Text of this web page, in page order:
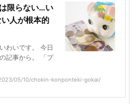
限らない…い
人が根本的
わいです。 今日
記事から。 「プ
05/10/chokin-konponteki-gokai/